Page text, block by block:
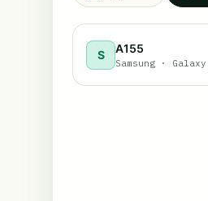
S A155
Samsung ·